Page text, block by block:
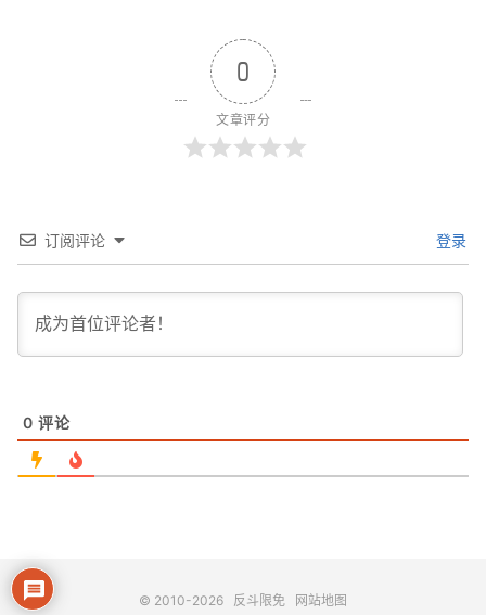
0
文章评分
订阅评论 登录
0 评论
© 2010-2026 反斗限免 网站地图